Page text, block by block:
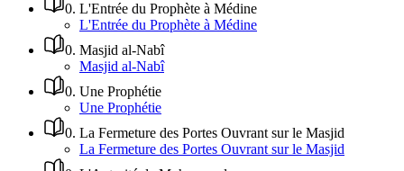
0. L'Entrée du Prophète à Médine
L'Entrée du Prophète à Médine
0. Masjid al-Nabî
Masjid al-Nabî
0. Une Prophétie
Une Prophétie
0. La Fermeture des Portes Ouvrant sur le Masjid
La Fermeture des Portes Ouvrant sur le Masjid